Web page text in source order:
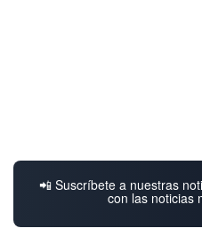
📲 Suscríbete a nuestras
con las noticias